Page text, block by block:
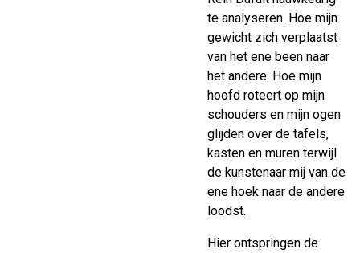
te analyseren. Hoe mijn
gewicht zich verplaatst
van het ene been naar
het andere. Hoe mijn
hoofd roteert op mijn
schouders en mijn ogen
glijden over de tafels,
kasten en muren terwijl
de kunstenaar mij van de
ene hoek naar de andere
loodst.
Hier ontspringen de